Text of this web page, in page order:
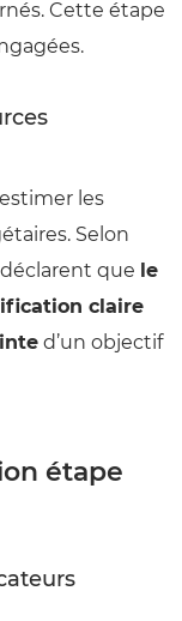
Cette étape
les
Selon
déclarent que le
claire
d’un objectif
étape